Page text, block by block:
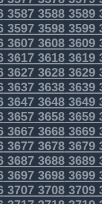
358735883589
359735983599
360736083609
361736183619
362736283629
363736383639
364736483649
365736583659
366736683669
367736783679
368736883689
369736983699
370737083709